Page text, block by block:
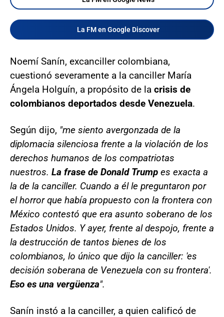
La FM en Google Discover
Noemí Sanín, excanciller colombiana,
cuestionó severamente a la canciller María
Ángela Holguín, a propósito de la crisis de
colombianos deportados desde Venezuela.
Según dijo, "me siento avergonzada de la
diplomacia silenciosa frente a la violación de los
derechos humanos de los compatriotas
nuestros. La frase de Donald Trump es exacta a
la de la canciller. Cuando a él le preguntaron por
el horror que había propuesto con la frontera con
México contestó que era asunto soberano de los
Estados Unidos. Y ayer, frente al despojo, frente a
la destrucción de tantos bienes de los
colombianos, lo único que dijo la canciller: 'es
decisión soberana de Venezuela con su frontera'.
Eso es una vergüenza".
Sanín instó a la canciller, a quien calificó de